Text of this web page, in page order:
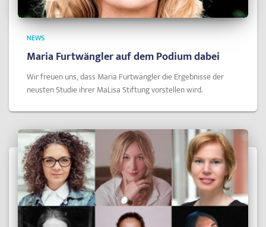
NEWS
Maria Furtwängler auf dem Podium dabei
Wir freuen uns, dass Maria Furtwängler die Ergebnisse der
neusten Studie ihrer MaLisa Stiftung vorstellen wird.